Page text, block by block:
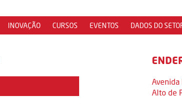
INOVAÇÃO CURSOS EVENTOS DADOS DO
Avenida
Alto de